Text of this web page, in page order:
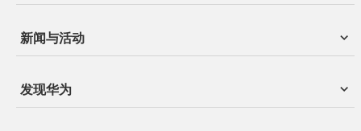
新闻与活动
发现华为